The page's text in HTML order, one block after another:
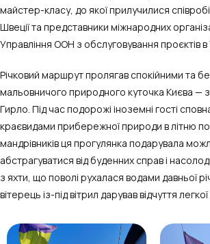
майстер-класу, до якої прилучилися
Швеції та представники міжнародних
Управління ООН з обслуговування проєктів в
Річковий маршрут пролягав спокійними та
мальовничого природного куточка Києва —
Гирло. Під час подорожі іноземні гості
краєвидами прибережної природи в літню
мандрівників ця прогулянка подарувала
абстрагуватися від буденних справ і
з яхти, що поволі рухалася водами давньої
вітерець із-під вітрил дарував відчуття